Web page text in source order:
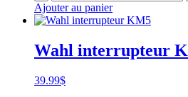
Ajouter au panier
Wahl interrupteur
39.99$